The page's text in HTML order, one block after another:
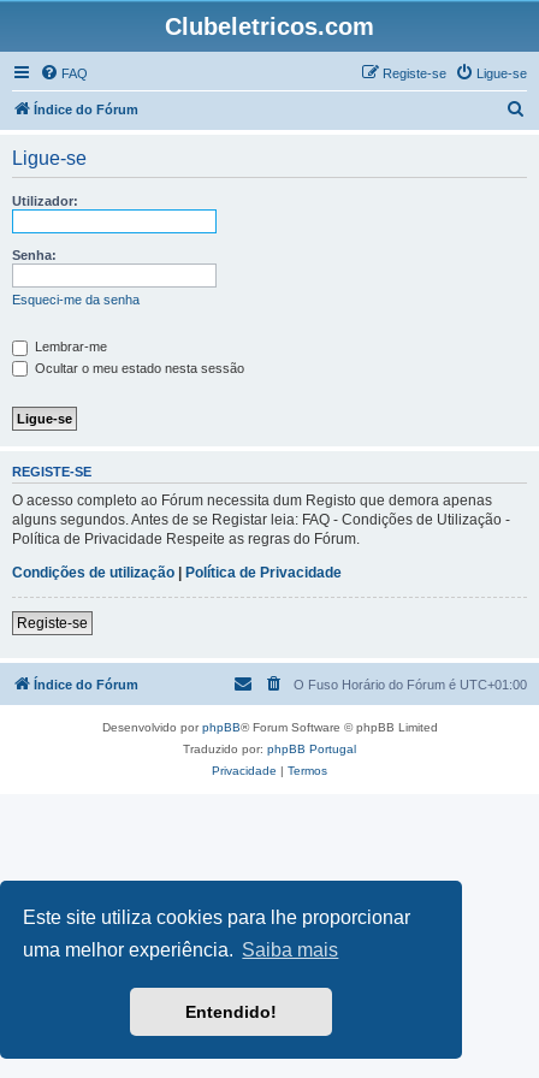
Este site utiliza cookies para lhe proporcionar
uma melhor experiência. Saiba mais
Entendido!
Clubeletricos.com
FAQ Ligue-se
Registe-se
Índice do Fórum
Ligue-se
Utilizador:
Senha:
Esqueci-me da senha
Lembrar-me
Ocultar o meu estado nesta sessão
REGISTE-SE
O acesso completo ao Fórum necessita dum Registo que demora apenas
alguns segundos. Antes de se Registar leia: FAQ - Condições de Utilização -
Política de Privacidade Respeite as regras do Fórum.
Condições de utilização | Política de Privacidade
Registe-se
Índice do Fórum O Fuso Horário do Fórum é UTC+01:00
Desenvolvido porphpBB® Forum Software © phpBB Limited
Traduzido por: phpBB Portugal
Privacidade | Termos